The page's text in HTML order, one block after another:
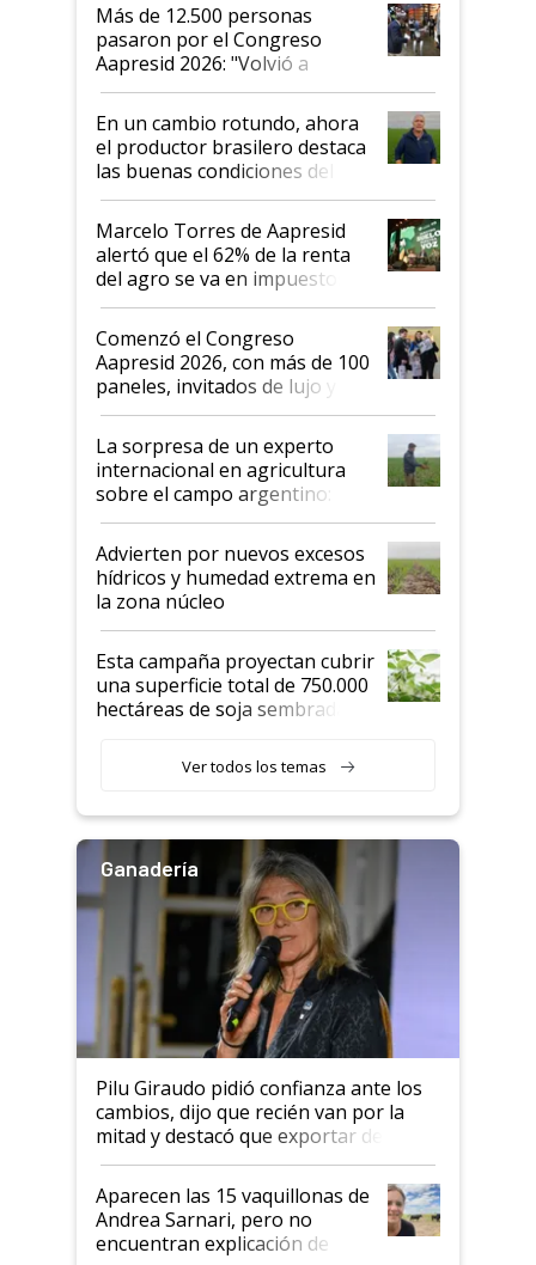
Más de 12.500 personas
pasaron por el Congreso
Aapresid 2026: "Volvió a
demostrar que hablar del
suelo es hablar de todo el
sistema productivo"
En un cambio rotundo, ahora
el productor brasilero destaca
las buenas condiciones del
agro argentino para invertir:
"Los veo más motivados"
Marcelo Torres de Aapresid
alertó que el 62% de la renta
del agro se va en impuestos:
"No es bueno que en
Argentina se sigan discutiendo
las mismas cosas de hace 50
años"
Comenzó el Congreso
Aapresid 2026, con más de 100
paneles, invitados de lujo y
todas las tendencias
La sorpresa de un experto
internacional en agricultura
sobre el campo argentino:
"Estoy muy impresionado"
Advierten por nuevos excesos
hídricos y humedad extrema en
la zona núcleo
Esta campaña proyectan cubrir
una superficie total de 750.000
hectáreas de soja sembradas
variedades que marcan un
salto tecnológico en genética y
Ver todos los temas
Ganadería
Pilu Giraudo pidió confianza ante los
cambios, dijo que recién van por la
mitad y destacó que exportar dejó de
ser "para unos pocos": "Tenemos un
mandato muy claro del gobierno
nacional"
Aparecen las 15 vaquillonas de
Andrea Sarnari, pero no
encuentran explicación de